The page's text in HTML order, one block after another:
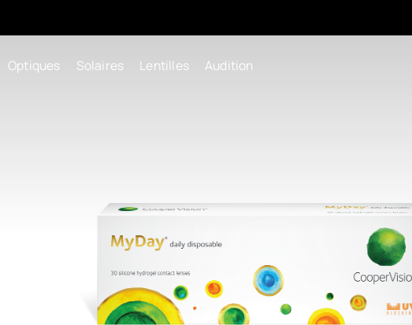
Optiques Solaires Lentilles Audition